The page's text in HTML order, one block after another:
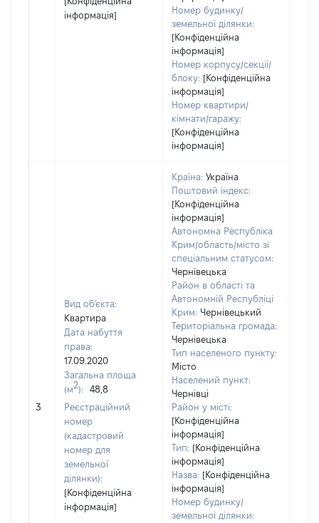
інформація]
Номер будинку/
земельної ділянки:
[Конфіденційна
інформація]
Номер корпусу/секції/
блоку: [Конфіденційна
інформація]
Номер квартири/
кімнати/гаражу:
[Конфіденційна
інформація]
3
Вид об'єкта:
Квартира
Дата набуття
права:
17.09.2020
Загальна площа
(м2):
48,8
Реєстраційний
номер
(кадастровий
номер для
земельної
ділянки):
[Конфіденційна
інформація]
Країна: Україна
Поштовий індекс:
[Конфіденційна
інформація]
Автономна Республіка
Крим/область/місто зі
спеціальним статусом:
Чернівецька
Район в області та
Автономній Республіці
Крим: Чернівецький
Територіальна громада:
Чернівецька
Тип населеного пункту:
Місто
Населений пункт:
Чернівці
Район у місті:
[Конфіденційна
інформація]
Тип: [Конфіденційна
інформація]
Назва: [Конфіденційна
інформація]
Номер будинку/
земельної ділянки: